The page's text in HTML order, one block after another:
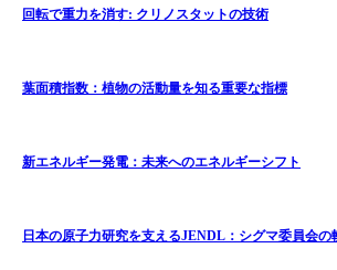
回転で重力を消す: クリノスタットの技術
葉面積指数：植物の活動量を知る重要な指標
新エネルギー発電：未来へのエネルギーシフト
日本の原子力研究を支えるJENDL：シグマ委員会の